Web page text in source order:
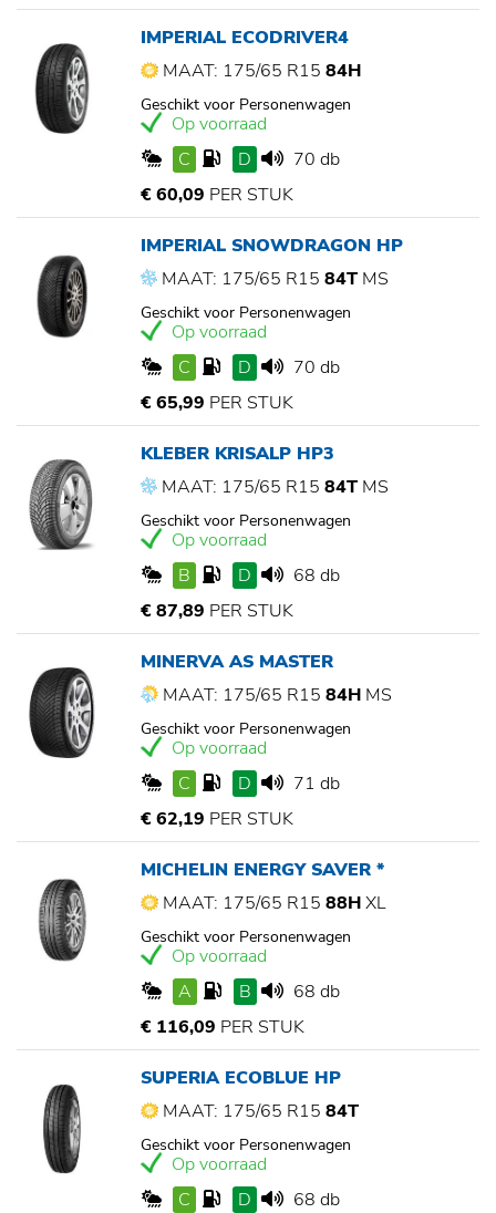
IMPERIAL ECODRIVER4
MAAT: 175/65 R15 84H
Geschikt voor Personenwagen
Op voorraad
C
D
70 db
€ 60,09 PER STUK
IMPERIAL SNOWDRAGON HP
MAAT: 175/65 R15 84T MS
Geschikt voor Personenwagen
Op voorraad
C
D
70 db
€ 65,99 PER STUK
KLEBER KRISALP HP3
MAAT: 175/65 R15 84T MS
Geschikt voor Personenwagen
Op voorraad
B
D
68 db
€ 87,89 PER STUK
MINERVA AS MASTER
MAAT: 175/65 R15 84H MS
Geschikt voor Personenwagen
Op voorraad
C
D
71 db
€ 62,19 PER STUK
MICHELIN ENERGY SAVER *
MAAT: 175/65 R15 88HXL
Geschikt voor Personenwagen
Op voorraad
A
B
68 db
€ 116,09 PER STUK
SUPERIA ECOBLUE HP
MAAT: 175/65 R15 84T
Geschikt voor Personenwagen
Op voorraad
C
D
68 db